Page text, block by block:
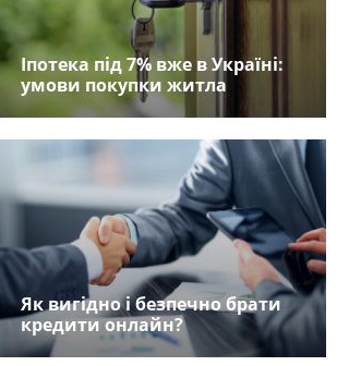
Іпотека під 7% вже в Україні:
умови покупки житла
Як вигідно і безпечно брати
кредити онлайн?